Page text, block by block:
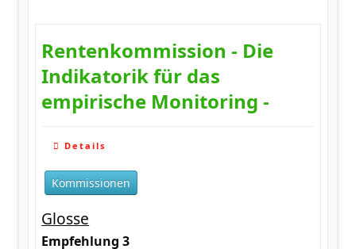
Rentenkommission - Die
Indikatorik für das
empirische Monitoring -
Details
Kommissionen
Glosse
Empfehlung 3